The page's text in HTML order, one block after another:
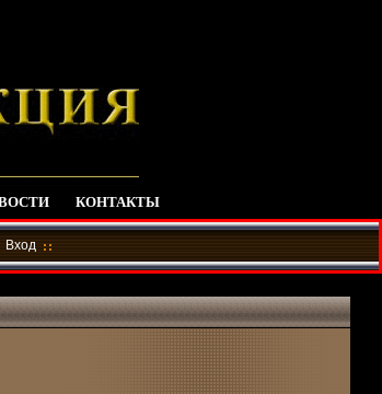
КОНТАКТЫ
Вход